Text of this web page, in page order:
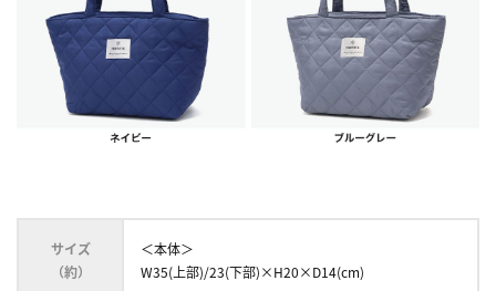
サイズ
（約）
＜本体＞
W35(上部)/23(下部)×H20×D14(cm)